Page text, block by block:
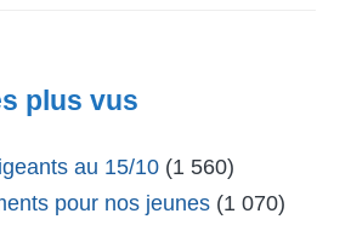
plus vus
au 15/10 (1 560)
pour nos jeunes (1 070)